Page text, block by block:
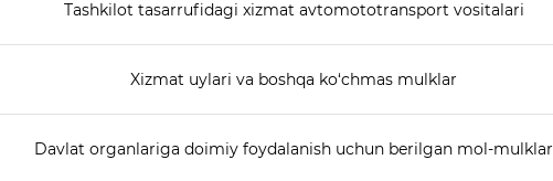
Tashkilot tasarrufidagi xizmat avtomototransport vositalari
Xizmat uylari va boshqa ko‘chmas mulklar
Davlat organlariga doimiy foydalanish uchun berilgan mol-mulklar